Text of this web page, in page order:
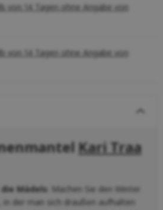
von 14 Tagen ohne Angabe von
von 14 Tagen ohne Angabe von
Kari Traa
Mädels : Machen Sie den Winter
in der man sich draußen aufhalten